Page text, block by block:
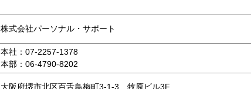
株式会社パーソナル・サポート
本社：07-2257-1378
本部：06-4790-8202
大阪府堺市北区百舌鳥梅町3-1-3 牧原ビル3F